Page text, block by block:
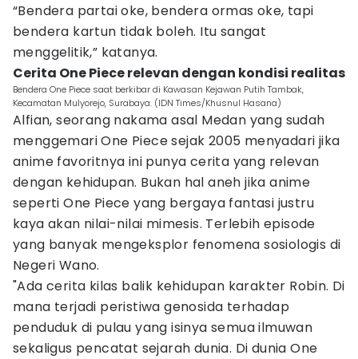
“Bendera partai oke, bendera ormas oke, tapi
bendera kartun tidak boleh. Itu sangat
menggelitik,” katanya.
Cerita One Piece relevan dengan kondisi realitas
Bendera One Piece saat berkibar di Kawasan Kejawan Putih Tambak,
Kecamatan Mulyorejo, Surabaya. (IDN Times/Khusnul Hasana)
Alfian, seorang nakama asal Medan yang sudah
menggemari One Piece sejak 2005 menyadari jika
anime favoritnya ini punya cerita yang relevan
dengan kehidupan. Bukan hal aneh jika anime
seperti One Piece yang bergaya fantasi justru
kaya akan nilai-nilai mimesis. Terlebih episode
yang banyak mengeksplor fenomena sosiologis di
Negeri Wano.
"Ada cerita kilas balik kehidupan karakter Robin. Di
mana terjadi peristiwa genosida terhadap
penduduk di pulau yang isinya semua ilmuwan
sekaligus pencatat sejarah dunia. Di dunia One